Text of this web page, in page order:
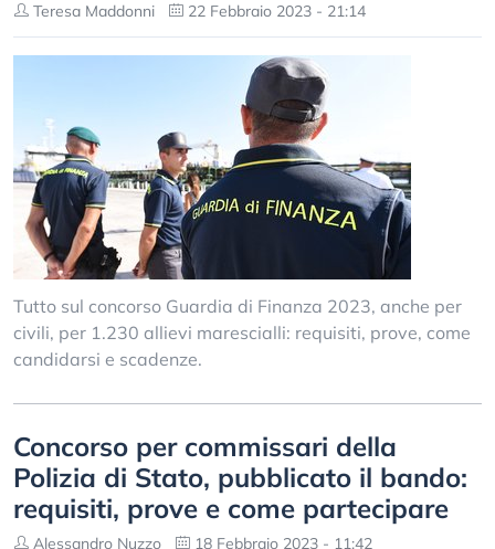
Teresa Maddonni 22 Febbraio 2023 - 21:14
Tutto sul concorso Guardia di Finanza 2023, anche per
civili, per 1.230 allievi marescialli: requisiti, prove, come
candidarsi e scadenze.
Concorso per commissari della
Polizia di Stato, pubblicato il bando:
requisiti, prove e come partecipare
Alessandro Nuzzo 18 Febbraio 2023 - 11:42